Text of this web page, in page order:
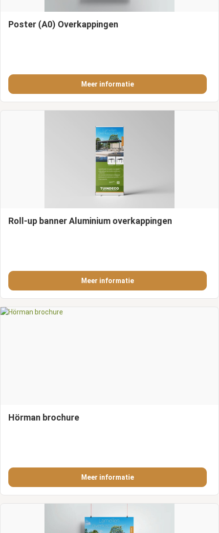
Poster (A0) Overkappingen
Meer informatie
Roll-up banner Aluminium overkappingen
Meer informatie
Hörman brochure
Meer informatie